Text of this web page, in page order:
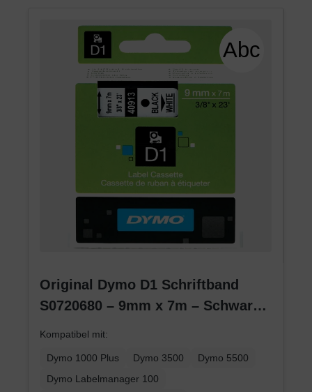
Original Dymo D1 Schriftband
S0720680 – 9mm x 7m – Schwarz
Kompatibel mit:
Dymo 1000 Plus Dymo 3500
Dymo 5500
Dymo Labelmanager 100